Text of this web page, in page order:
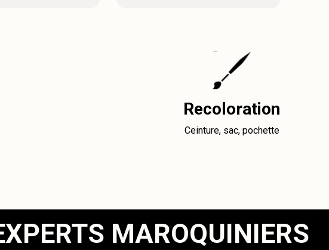
Recoloration
Ceinture, sac, pochette
MAROQUINIERS